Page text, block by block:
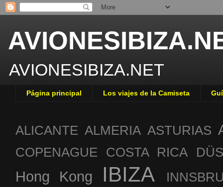
AVIONESIBIZA.NET
Página principal Los viajes de la Camiseta
ALICANTE ALMERIA ASTURIAS
COPENAGUE COSTA RICA
Hong Kong IBIZA